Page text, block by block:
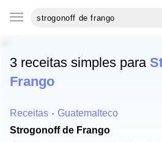
3 receitas simples para
Frango
Receitas
Guatemalteco
Strogonoff de Frango